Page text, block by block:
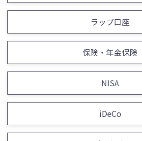
ラップ口座
保険・年金保険
NISA
iDeCo